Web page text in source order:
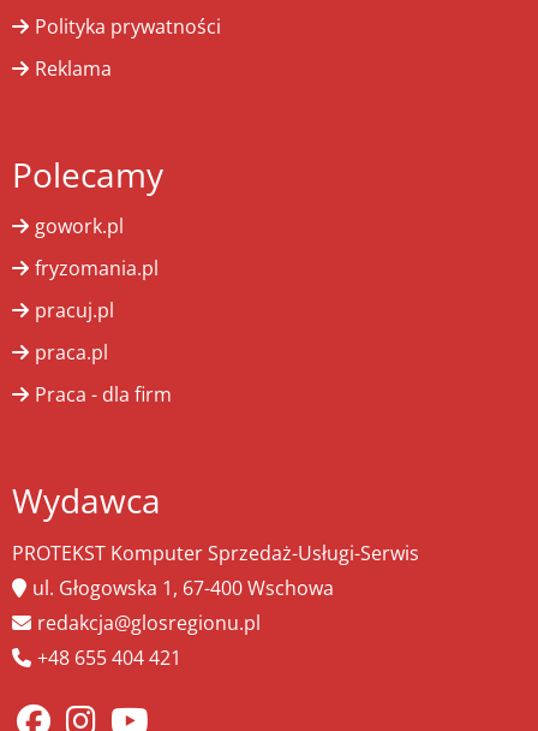
Polityka prywatności
Reklama
Polecamy
gowork.pl
fryzomania.pl
pracuj.pl
praca.pl
Praca - dla firm
Wydawca
PROTEKST Komputer Sprzedaż-Usługi-Serwis
ul. Głogowska 1, 67-400 Wschowa
redakcja@glosregionu.pl
+48 655 404 421